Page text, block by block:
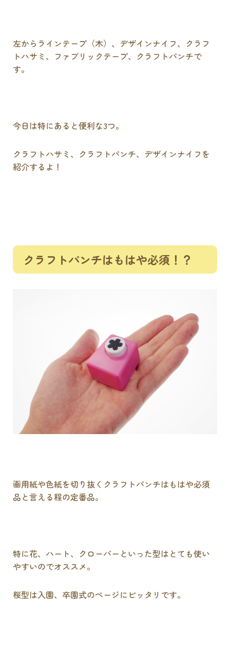
左からラインテープ（木）、デザインナイフ、クラフ
トハサミ、ファブリックテープ、クラフトパンチで
す。
今日は特にあると便利な3つ。
クラフトハサミ、クラフトパンチ、デザインナイフを
紹介するよ！
クラフトパンチはもはや必須！？
画用紙や色紙を切り抜くクラフトパンチはもはや必須
品と言える程の定番品。
特に花、ハート、クローバーといった型はとても使い
やすいのでオススメ。
桜型は入園、卒園式のページにピッタリです。